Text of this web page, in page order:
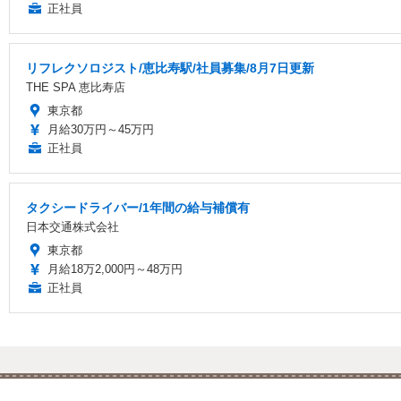
正社員
リフレクソロジスト/恵比寿駅/社員募集/8月7日更新
THE SPA 恵比寿店
東京都
月給30万円～45万円
正社員
タクシードライバー/1年間の給与補償有
日本交通株式会社
東京都
月給18万2,000円～48万円
正社員